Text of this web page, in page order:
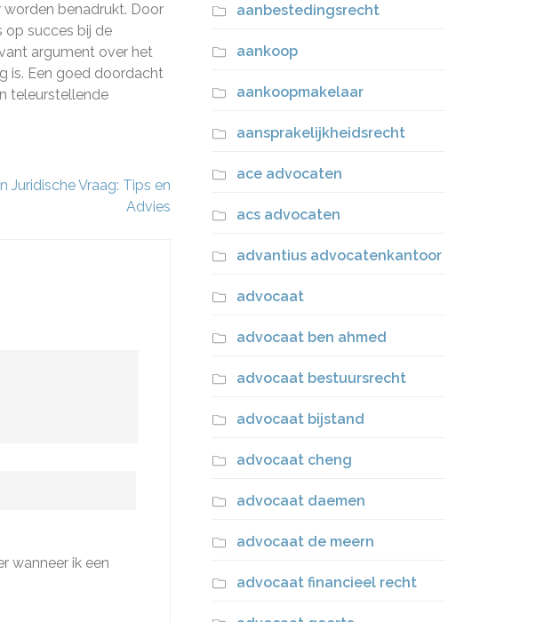
benadrukt. Door
op succes bij de
argument over het
is. Een goed doordacht
teleurstellende
Juridische Vraag: Tips en
Advies
wanneer ik een
aanbestedingsrecht
aankoop
aankoopmakelaar
aansprakelijkheidsrecht
ace advocaten
acs advocaten
advantius advocatenkantoor
advocaat
advocaat ben ahmed
advocaat bestuursrecht
advocaat bijstand
advocaat cheng
advocaat daemen
advocaat de meern
advocaat financieel recht